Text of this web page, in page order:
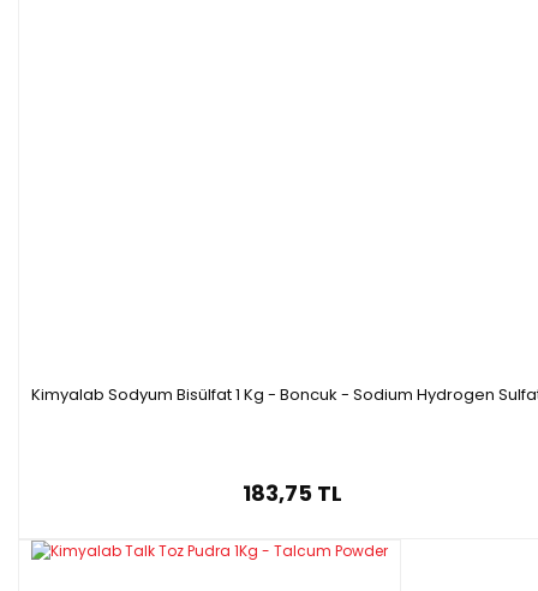
Kimyalab Sodyum Bisülfat 1 Kg - Boncuk - Sodium Hydrogen
183,75 TL